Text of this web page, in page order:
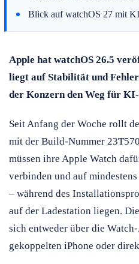
Blick auf watchOS 27 mit
Apple hat watchOS 26.5
liegt auf Stabilität und
der Konzern den Weg für
Seit Anfang der Woche rollt
mit der Build-Nummer
müssen ihre Apple Watch
verbinden und auf
– während des
auf der Ladestation liegen.
sich entweder über die
gekoppelten iPhone oder